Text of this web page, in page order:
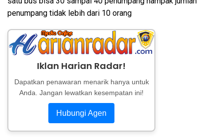
penumpang tidak lebih dari 10 orang
Iklan Harian Radar!
Dapatkan penawaran menarik hanya untuk
Anda. Jangan lewatkan kesempatan ini!
Hubungi Agen